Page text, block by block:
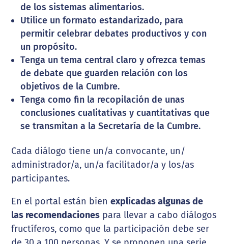
de los sistemas alimentarios.
Utilice un formato estandarizado, para
permitir celebrar debates productivos y con
un propósito.
Tenga un tema central claro y ofrezca temas
de debate que guarden relación con los
objetivos de la Cumbre.
Tenga como fin la recopilación de unas
conclusiones cualitativas y cuantitativas que
se transmitan a la Secretaría de la Cumbre.
Cada diálogo tiene un/a convocante, un/
administrador/a, un/a facilitador/a y los/as
participantes.
En el portal están bienexplicadas algunas de
las recomendaciones para llevar a cabo diálogos
fructíferos, como que la participación debe ser